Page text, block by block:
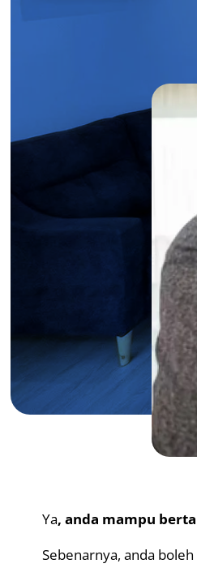
Ya, anda mampu
Sebenarnya, anda